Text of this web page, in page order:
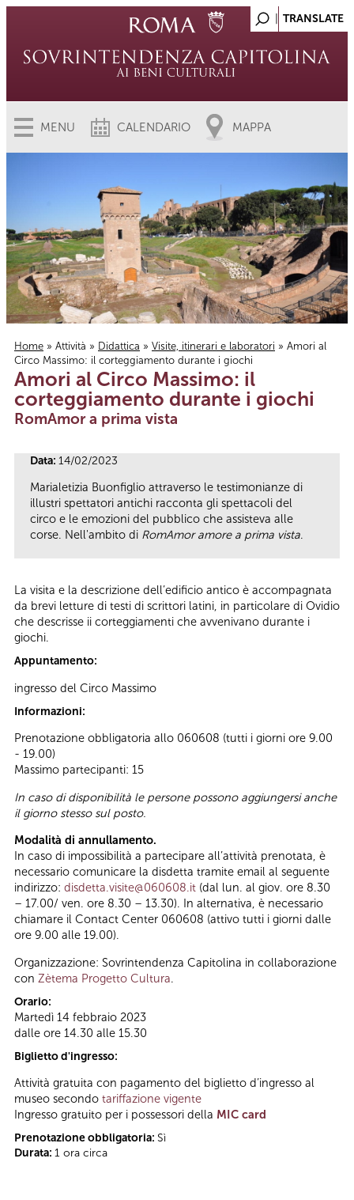
MENU CALENDARIO MAPPA
Tu sei qui
Home » Attività » Didattica » Visite, itinerari e laboratori » Amori al
Circo Massimo: il corteggiamento durante i giochi
Amori al Circo Massimo: il
corteggiamento durante i giochi
RomAmor a prima vista
Data: 14/02/2023
Marialetizia Buonfiglio attraverso le testimonianze di
illustri spettatori antichi racconta gli spettacoli del
circo e le emozioni del pubblico che assisteva alle
corse. Nell'ambito di RomAmor amore a prima vista.
La visita e la descrizione dell’edificio antico è accompagnata
da brevi letture di testi di scrittori latini, in particolare di Ovidio
che descrisse ii corteggiamenti che avvenivano durante i
giochi.
Appuntamento:
ingresso del Circo Massimo
Informazioni:
Prenotazione obbligatoria allo 060608 (tutti i giorni ore 9.00
- 19.00)
Massimo partecipanti: 15
In caso di disponibilità le persone possono aggiungersi anche
il giorno stesso sul posto.
Modalità di annullamento.
In caso di impossibilità a partecipare all’attività prenotata, è
necessario comunicare la disdetta tramite email al seguente
indirizzo: disdetta.visite@060608.it (dal lun. al giov. ore 8.30
– 17.00/ ven. ore 8.30 – 13.30). In alternativa, è necessario
chiamare il Contact Center 060608 (attivo tutti i giorni dalle
ore 9.00 alle 19.00).
Organizzazione: Sovrintendenza Capitolina in collaborazione
con Zètema Progetto Cultura.
Orario:
Martedì 14 febbraio 2023
dalle ore 14.30 alle 15.30
Biglietto d'ingresso:
Attività gratuita con pagamento del biglietto d’ingresso al
museo secondo tariffazione vigente
Ingresso gratuito per i possessori della MIC card
Prenotazione obbligatoria: Sì
Durata: 1 ora circa